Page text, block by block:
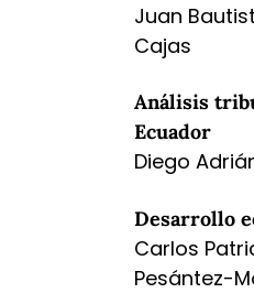
Juan
Cajas
Análisis
Ecuador
Diego
Desarrollo
Carlos
Pesántez-